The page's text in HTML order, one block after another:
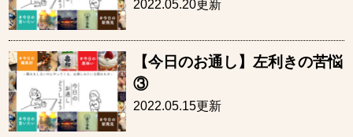
2022.05.20更新
【今日のお通し】左利きの苦悩
③
2022.05.15更新